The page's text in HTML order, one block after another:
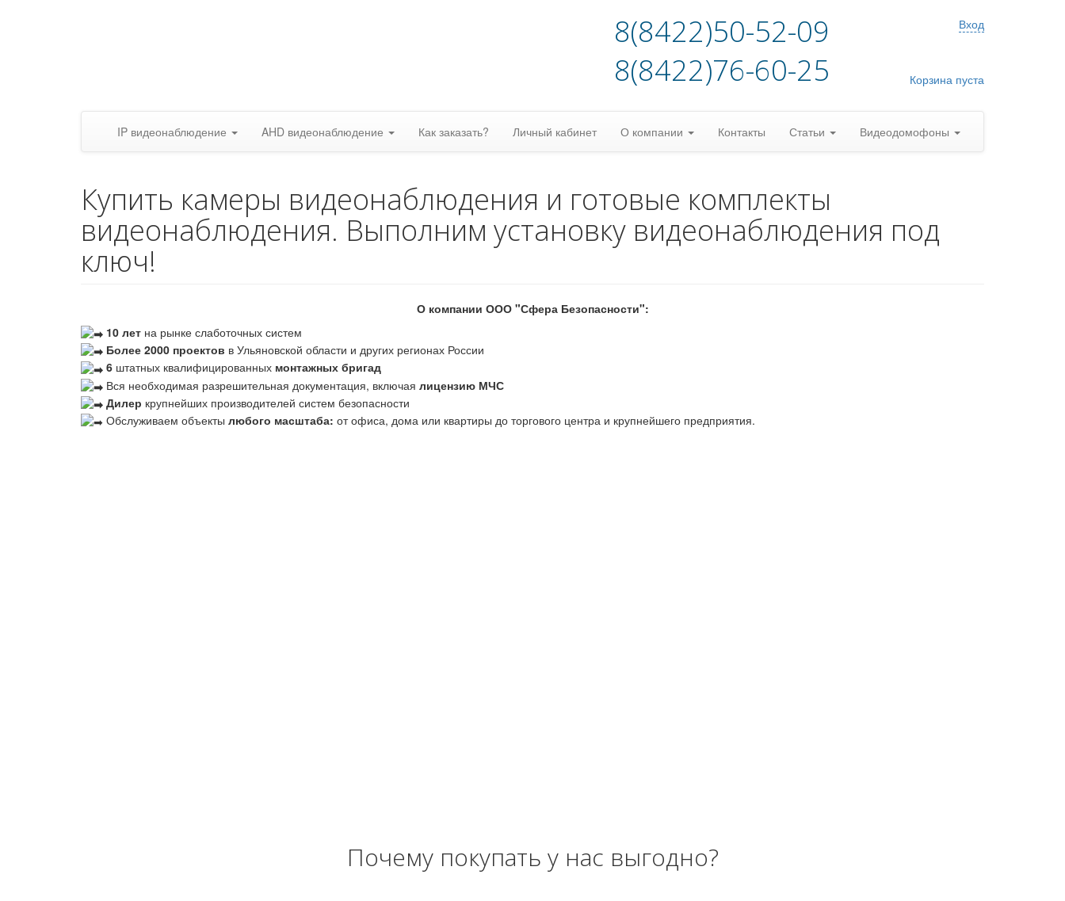
8(8422)50-52-09
8(8422)76-60-25
Вход
Корзина пуста
IP видеонаблюдение AHD видеонаблюдение Как заказать? Личный кабинет О компании Контакты Статьи Видеодомофоны
Купить камеры видеонаблюдения и готовые комплекты
видеонаблюдения. Выполним установку видеонаблюдения под
ключ!
О компании ООО "Сфера Безопасности":
10 лет на рынке слаботочных систем
Более 2000 проектов в Ульяновской области и других регионах России
6 штатных квалифицированных монтажных бригад
Вся необходимая разрешительная документация, включая лицензию МЧС
Дилер крупнейших производителей систем безопасности
Обслуживаем объекты любого масштаба: от офиса, дома или квартиры до торгового центра и крупнейшего предприятия.
Почему покупать у нас выгодно?